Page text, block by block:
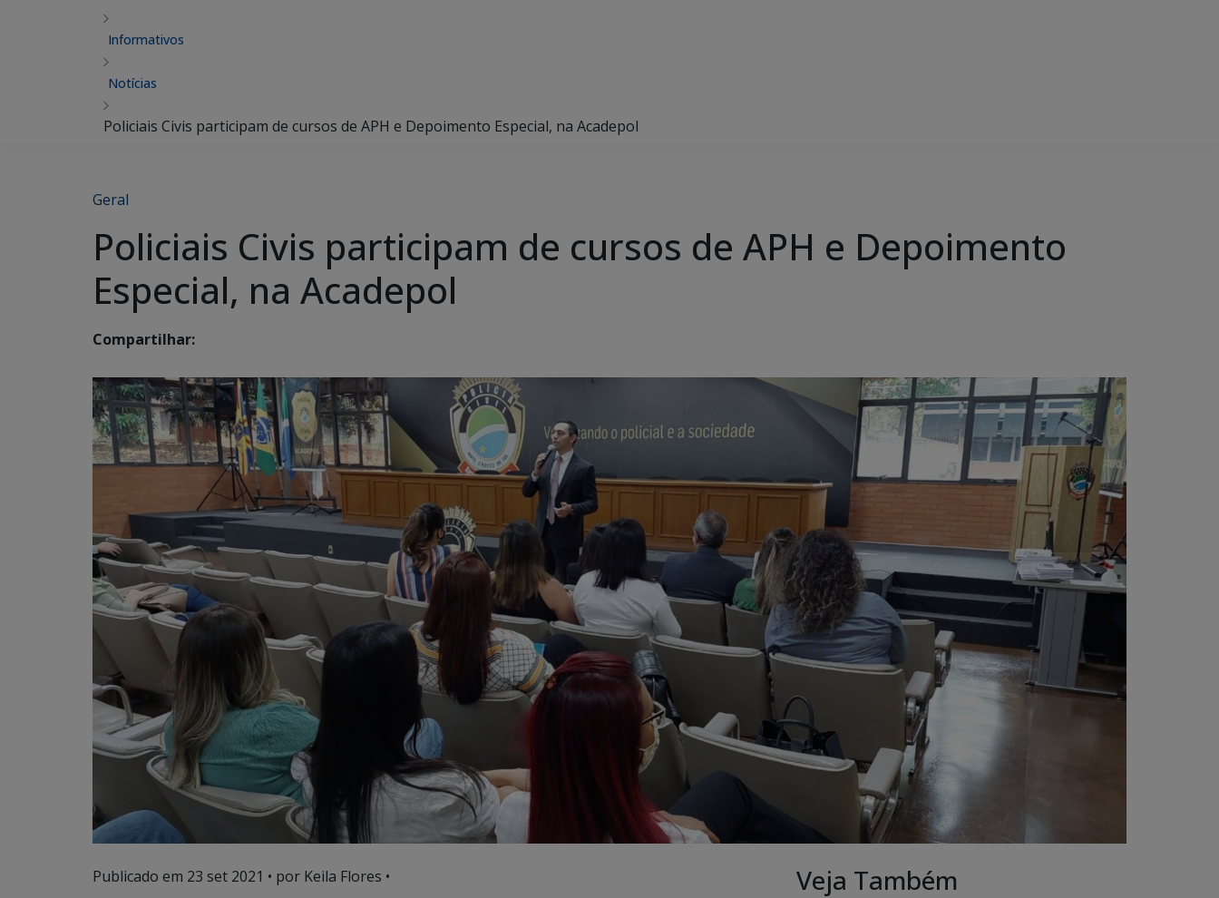
Informativos
Notícias
Policiais Civis participam de cursos de APH e Depoimento Especial, na Acadepol
Geral
Policiais Civis participam de cursos de APH e Depoimento
Especial, na Acadepol
Compartilhar:
Publicado em 23 set 2021 • por Keila Flores •
Veja Também